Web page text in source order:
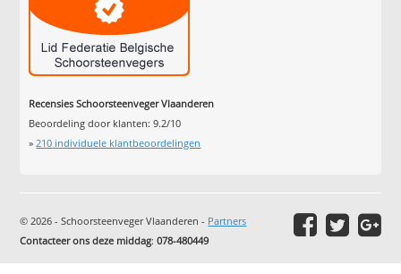
Recensies Schoorsteenveger Vlaanderen
Beoordeling door klanten:9.2/10
»210 individuele klantbeoordelingen
© 2026 - Schoorsteenveger Vlaanderen - Partners
Contacteer ons deze middag:078-480449